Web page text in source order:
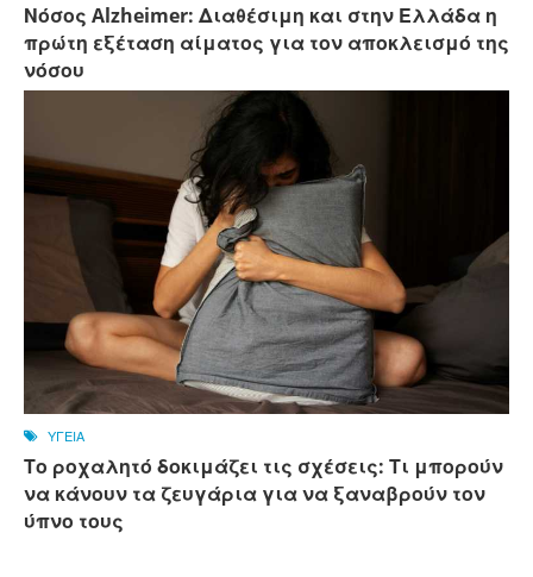
Νόσος Alzheimer: Διαθέσιμη και στην Ελλάδα η
πρώτη εξέταση αίματος για τον αποκλεισμό της
νόσου
ΥΓΕΙΑ
Το ροχαλητό δοκιμάζει τις σχέσεις: Τι μπορούν
να κάνουν τα ζευγάρια για να ξαναβρούν τον
ύπνο τους